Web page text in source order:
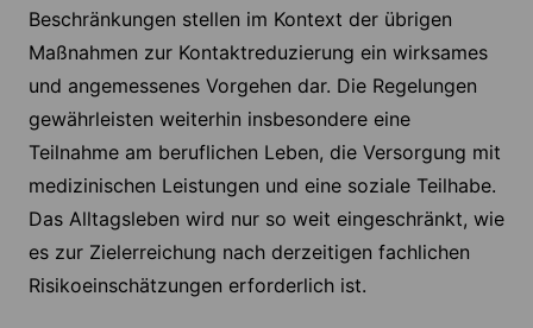
Beschränkungen stellen im Kontext der übrigen
Maßnahmen zur Kontaktreduzierung ein wirksames
und angemessenes Vorgehen dar. Die Regelungen
gewährleisten weiterhin insbesondere eine
Teilnahme am beruflichen Leben, die Versorgung mit
medizinischen Leistungen und eine soziale Teilhabe.
Das Alltagsleben wird nur so weit eingeschränkt, wie
es zur Zielerreichung nach derzeitigen fachlichen
Risikoeinschätzungen erforderlich ist.